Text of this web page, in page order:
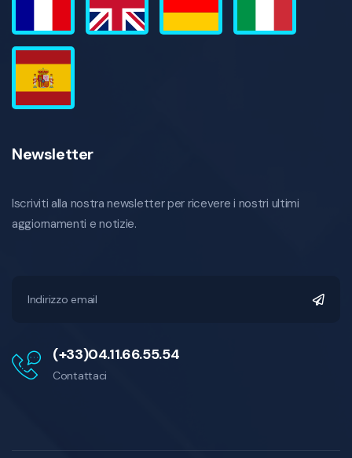
Newsletter
Iscriviti alla nostra newsletter per ricevere i nostri ultimi
aggiornamenti e notizie.
(+33)04.11.66.55.54
Contattaci